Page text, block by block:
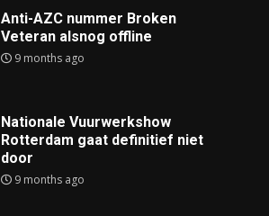
Anti-AZC nummer Broken
Veteran alsnog offline
9 months ago
Nationale Vuurwerkshow
Rotterdam gaat definitief niet
door
9 months ago